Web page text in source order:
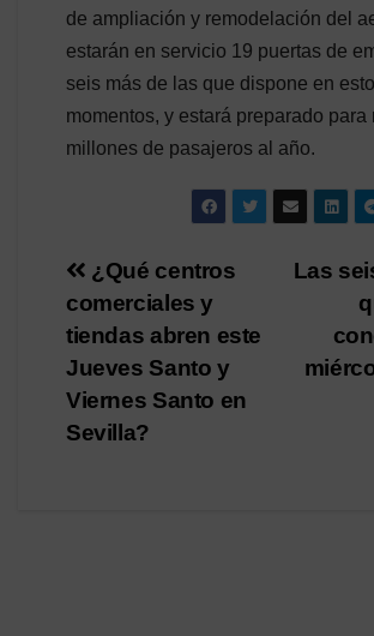
de ampliación y remodelación del
estarán en servicio 19 puertas de
seis más de las que dispone en
momentos, y estará preparado para
millones de pasajeros al año.
Navegación
de
entradas
Las
¿Qué centros
comerciales y
tiendas abren este
Jueves Santo y
Viernes Santo en
Sevilla?